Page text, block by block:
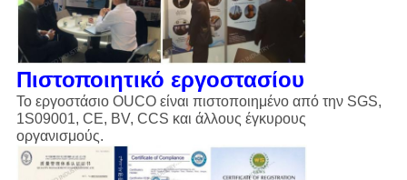
Πιστοποιητικό εργοστασίου
Το εργοστάσιο OUCO είναι πιστοποιημένο από την SGS,
1S09001, CE, BV, CCS και άλλους έγκυρους
οργανισμούς.